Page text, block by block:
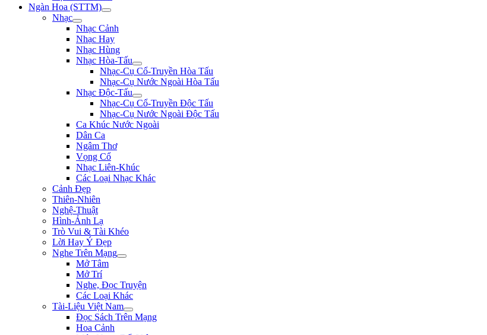
Ngàn Hoa (STTM)
Nhạc
Nhạc Cảnh
Nhạc Hay
Nhạc Hùng
Nhạc Hòa-Tấu
Nhạc-Cụ Cổ-Truyền Hòa Tấu
Nhạc-Cụ Nước Ngoài Hòa Tấu
Nhạc Độc-Tấu
Nhạc-Cụ Cổ-Truyền Độc Tấu
Nhạc-Cụ Nước Ngoài Độc Tấu
Ca Khúc Nước Ngoài
Dân Ca
Ngâm Thơ
Vọng Cổ
Nhạc Liên-Khúc
Các Loại Nhạc Khác
Cảnh Đẹp
Thiên-Nhiên
Nghệ-Thuật
Hình-Ảnh Lạ
Trò Vui & Tài Khéo
Lời Hay Ý Đẹp
Nghe Trên Mạng
Mở Tâm
Mở Trí
Nghe, Đọc Truyện
Các Loại Khác
Tài-Liệu Việt Nam
Đọc Sách Trên Mạng
Hoa Cảnh